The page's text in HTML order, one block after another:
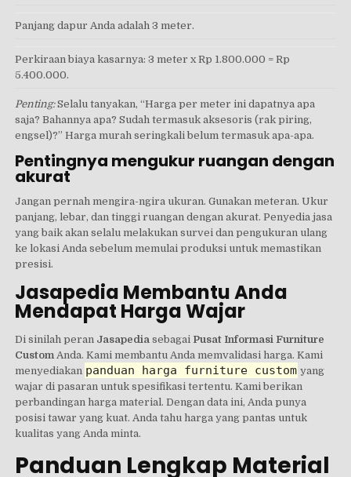
Panjang dapur Anda adalah 3 meter.
Perkiraan biaya kasarnya: 3 meter x Rp 1.800.000 = Rp
5.400.000.
Penting:Selalu tanyakan, “Harga per meter ini dapatnya apa
saja? Bahannya apa? Sudah termasuk aksesoris (rak piring,
engsel)?” Harga murah seringkali belum termasuk apa-apa.
Pentingnya mengukur ruangan dengan
akurat
Jangan pernah mengira-ngira ukuran. Gunakan meteran. Ukur
panjang, lebar, dan tinggi ruangan dengan akurat. Penyedia jasa
yang baik akan selalu melakukan survei dan pengukuran ulang
ke lokasi Anda sebelum memulai produksi untuk memastikan
presisi.
Jasapedia Membantu Anda
Mendapat Harga Wajar
Di sinilah peran Jasapedia sebagai Pusat Informasi Furniture
CustomAnda. Kami membantu Anda memvalidasi harga. Kami
menyediakan panduan harga furniture custom yang
wajar di pasaran untuk spesifikasi tertentu. Kami berikan
perbandingan harga material. Dengan data ini, Anda punya
posisi tawar yang kuat. Anda tahu harga yang pantas untuk
kualitas yang Anda minta.
Panduan Lengkap Material